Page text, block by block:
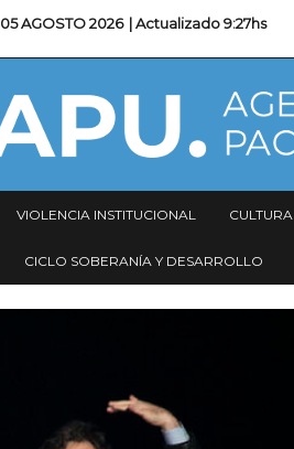
05 AGOSTO 2026 | Actualizado9:27hs
VIOLENCIA INSTITUCIONAL CULTURA
CICLO SOBERANÍA Y DESARROLLO